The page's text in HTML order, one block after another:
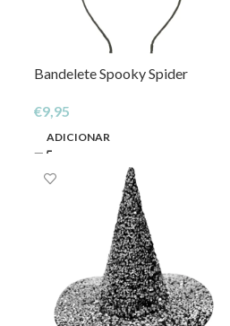
Bandelete Spooky Spider
€9,95
ADICIONAR